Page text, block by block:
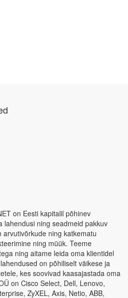
on Eesti kapitalil põhinev
lahendusi ning seadmeid pakkuv
ning katkematu
ning müük. Teeme
ning aitame leida oma klientidel
on põhiliselt väikese ja
kes soovivad kaasajastada oma
on Cisco Select, Dell, Lenovo,
ZyXEL, Axis, Netio, ABB,